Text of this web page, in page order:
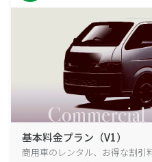
基本料金プラン（V1）
商用車のレンタル、お得な割引